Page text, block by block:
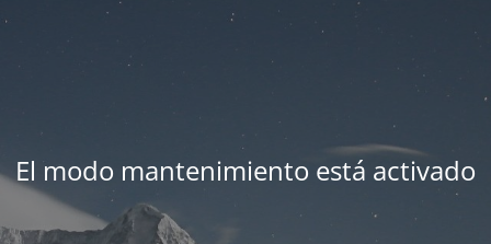
El modo mantenimiento está activado